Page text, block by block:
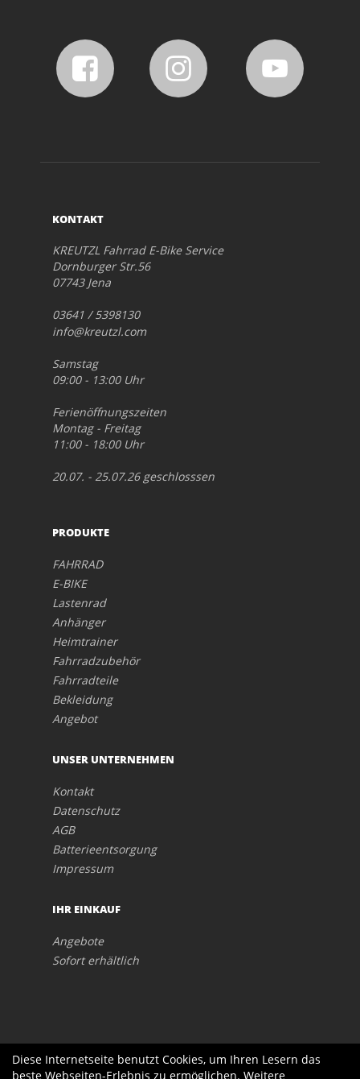
KONTAKT
KREUTZL Fahrrad E-Bike Service
Dornburger Str.56
07743 Jena
03641 / 5398130
info@kreutzl.com
Samstag
09:00 - 13:00 Uhr
Ferienöffnungszeiten
Montag - Freitag
11:00 - 18:00 Uhr
20.07. - 25.07.26 geschlosssen
PRODUKTE
FAHRRAD
E-BIKE
Lastenrad
Anhänger
Heimtrainer
Fahrradzubehör
Fahrradteile
Bekleidung
Angebot
UNSER UNTERNEHMEN
Kontakt
Datenschutz
AGB
Batterieentsorgung
Impressum
IHR EINKAUF
Angebote
Sofort erhältlich
Diese Internetseite benutzt Cookies, um Ihren Lesern das
beste Webseiten-Erlebnis zu ermöglichen. Weitere